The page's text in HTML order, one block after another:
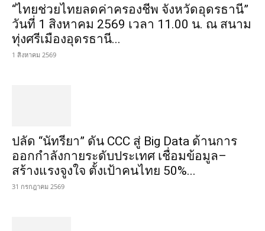
“ไทยช่วยไทยลดค่าครองชีพ จังหวัดอุดรธานี”
วันที่ 1 สิงหาคม 2569 เวลา 11.00 น. ณ สนาม
ทุ่งศรีเมืองอุดรธานี...
1 สิงหาคม 2569
ปลัด “นัทรียา” ดัน CCC สู่ Big Data ด้านการ
ออกกำลังกายระดับประเทศ เชื่อมข้อมูล–
สร้างแรงจูงใจ ตั้งเป้าคนไทย 50%...
31 กรกฎาคม 2569